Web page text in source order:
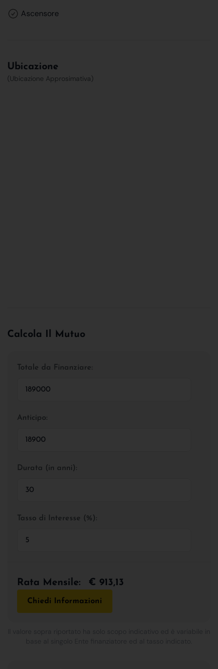
Ascensore
Ubicazione
(Ubicazione Approsimativa)
Calcola Il Mutuo
Totale da Finanziare:
Anticipo:
Durata (in anni):
Tasso di Interesse (%):
Rata Mensile: € 913,13
Chiedi Informazioni